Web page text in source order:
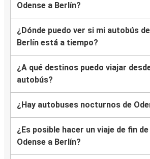
Odense a Berlín?
¿Dónde puedo ver si mi autobús
Berlín está a tiempo?
¿A qué destinos puedo viajar
autobús?
¿Hay autobuses nocturnos de
¿Es posible hacer un viaje de fin
Odense a Berlín?